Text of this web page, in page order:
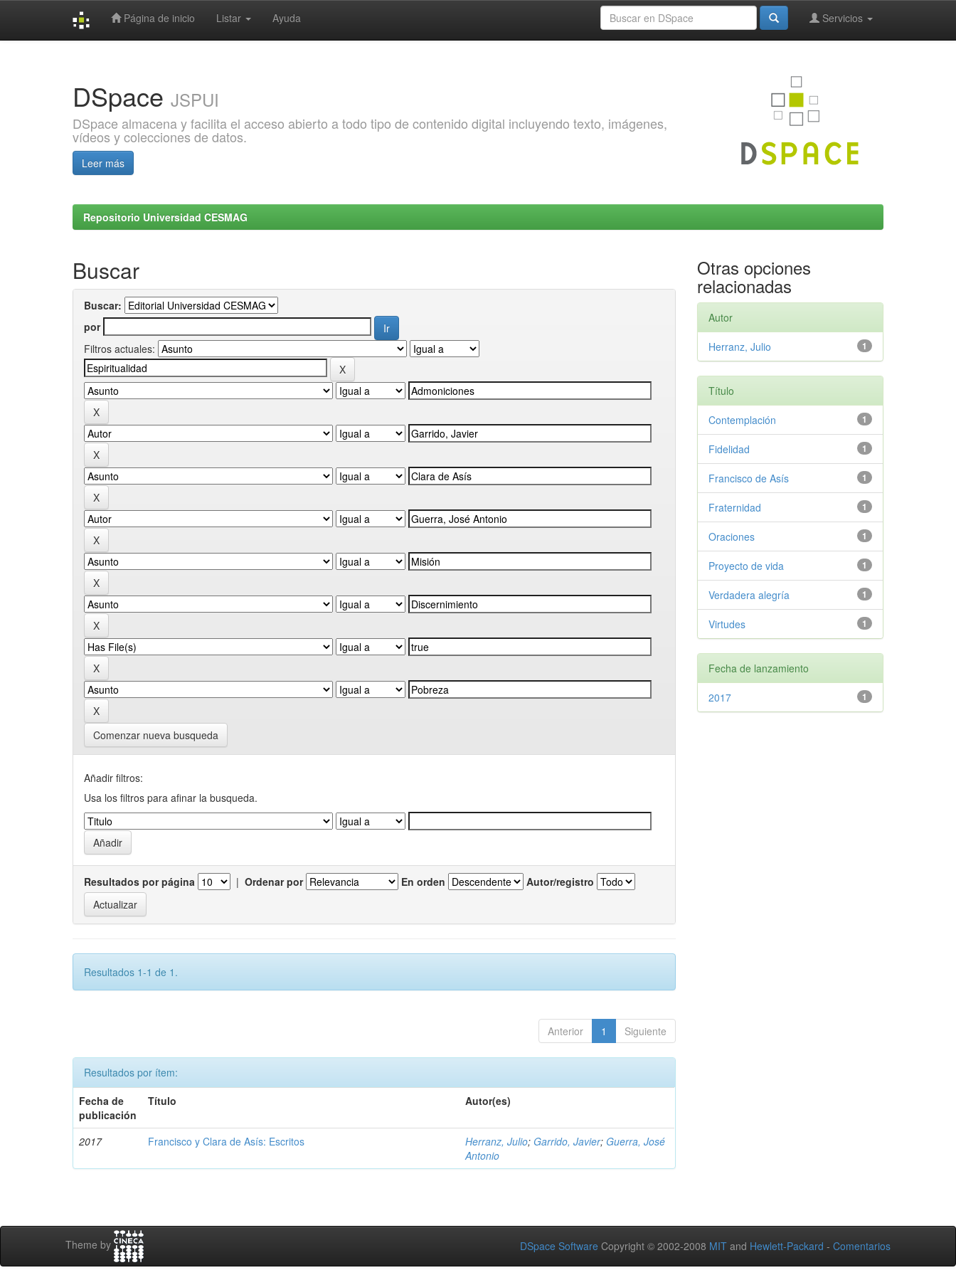
Página de inicio Listar Ayuda Servicios
DSpace JSPUI
DSpace almacena y facilita el acceso abierto a todo tipo de contenido digital incluyendo texto, imágenes,
vídeos y colecciones de datos.
Leer más
Repositorio Universidad CESMAG
Buscar
Buscar:
por
Filtros actuales:
Comenzar nueva busqueda
Añadir filtros:
Usa los filtros para afinar la busqueda.
Resultados por página | Ordenar por En orden Autor/registro
Resultados 1-1 de 1.
Anterior 1 Siguiente
Resultados por ítem:
Fecha de
publicación
Título Autor(es)
2017 Francisco y Clara de Asís: Escritos Herranz, Julio; Garrido, Javier; Guerra, José
Antonio
Otras opciones
relacionadas
Autor
1
Herranz, Julio
Título
1
Contemplación
1
Fidelidad
1
Francisco de Asís
1
Fraternidad
1
Oraciones
1
Proyecto de vida
1
Verdadera alegría
1
Virtudes
Fecha de lanzamiento
1
2017
Theme by DSpace Software Copyright © 2002-2008 MIT and Hewlett-Packard - Comentarios